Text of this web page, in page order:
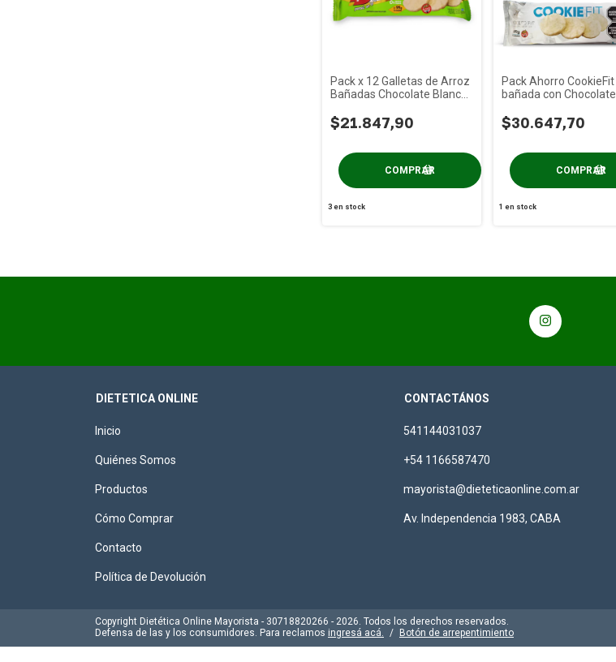
Pack x 12 Galletas de Arroz
Bañadas Chocolate Blanco
$21.847,90
3en stock
Pack Ahorro CookieFit
bañada con Chocolate
$30.647,70
1 en stock
DIETETICA ONLINE
Inicio
Quiénes Somos
Productos
Cómo Comprar
Contacto
Política de Devolución
CONTACTÁNOS
541144031037
+54 1166587470
mayorista@dieteticaonline.com.ar
Av. Independencia 1983, CABA
Copyright Dietética Online Mayorista - 30718820266 - 2026. Todos los derechos reservados.
Defensa de las y los consumidores. Para reclamos ingresá acá. / Botón de arrepentimiento